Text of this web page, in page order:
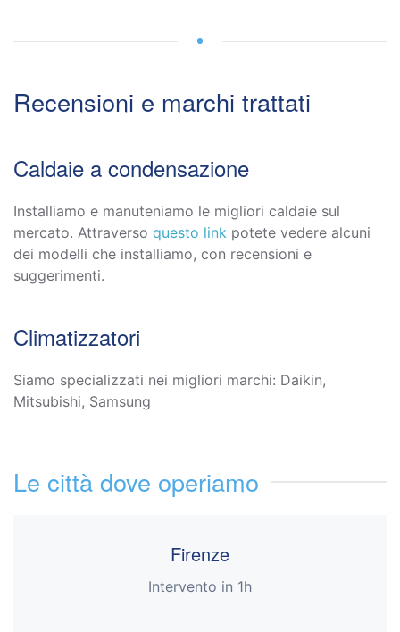
Recensioni e marchi trattati
Caldaie a condensazione
Installiamo e manuteniamo le migliori caldaie sul
mercato. Attraverso questo link potete vedere alcuni
dei modelli che installiamo, con recensioni e
suggerimenti.
Climatizzatori
Siamo specializzati nei migliori marchi: Daikin,
Mitsubishi, Samsung
Le città dove operiamo
Firenze
Intervento in 1h